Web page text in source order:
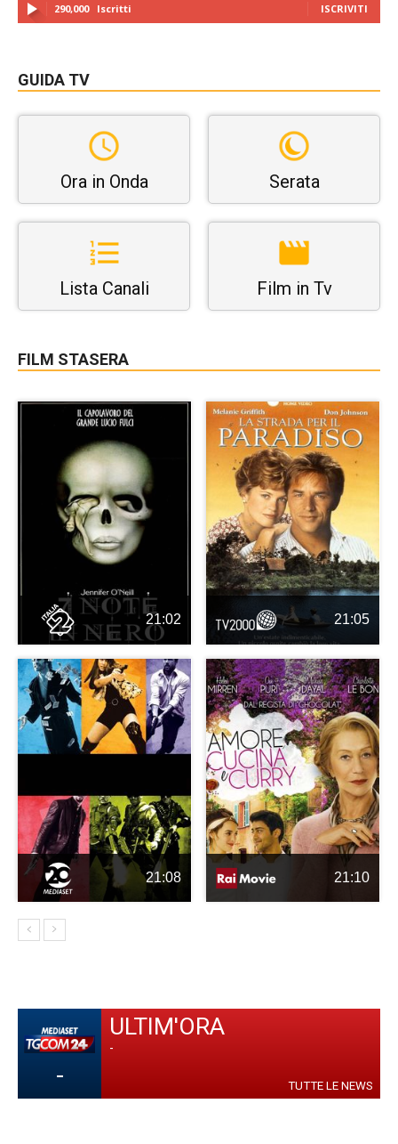
290,000 Iscritti ISCRIVITI
GUIDA TV
Ora in Onda Serata
Lista Canali Film in Tv
FILM STASERA
21:02 21:05
21:08 21:10
-
ULTIM'ORA
-
TUTTE LE NEWS